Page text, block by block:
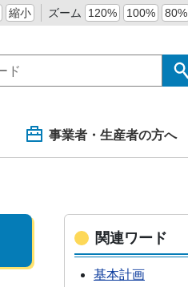
縮小 ズーム 120% 100% 80%
事業者・生産者の方へ
関連ワード
基本計画